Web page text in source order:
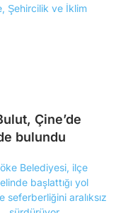
Çine’de
bulundu